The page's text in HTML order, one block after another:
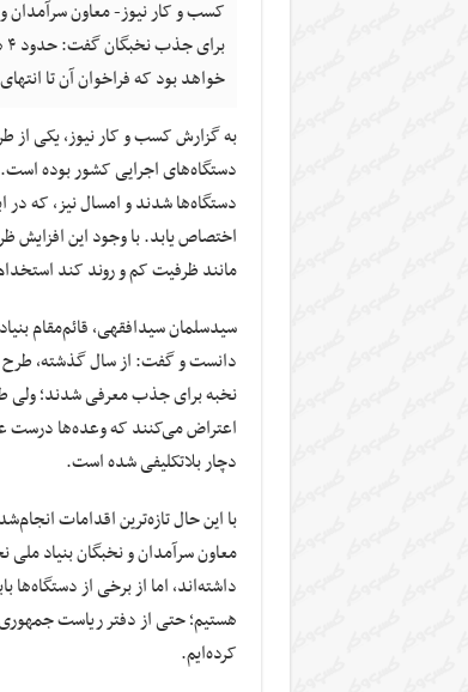
کسب و کار نیوز- معاون سرآمدان و
خواهد بود که فراخوان آن تا
به گزارش کسب و کار نیوز، یکی از
اختصاص یابد. با وجود این افزایش
مانند ظرفیت کم و روند کند
سیدسلمان سیدافقهی، قائم‌مقام
نخبه برای جذب معرفی شدند؛ ولی
اعتراض می‌کنند که وعده‌ها درست
دچار بلاتکلیفی شده است.
با این حال تازه‌ترین اقدامات
معاون سرآمدان و نخبگان بنیاد
داشته‌اند، اما از برخی از
هستیم؛ حتی از دفتر ریاست
کرده‌ایم.